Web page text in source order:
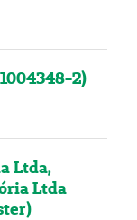
2)
Ltda,
Ltda